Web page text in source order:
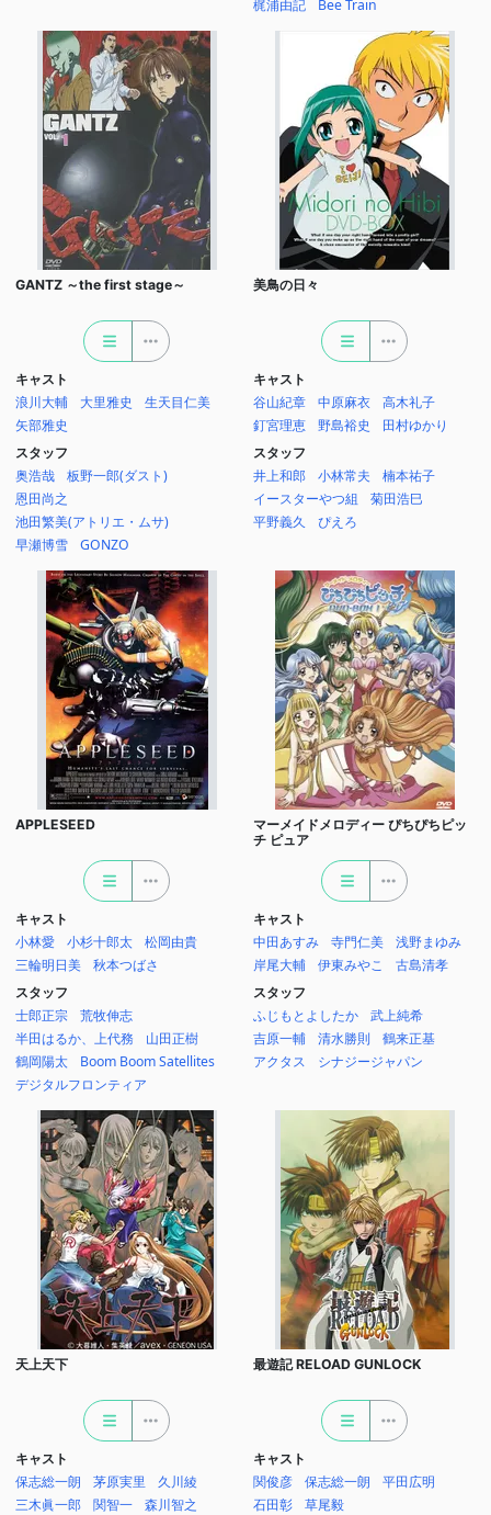
梶浦由記 Bee Train
GANTZ ～the first stage～
キャスト
浪川大輔
大里雅史
生天目仁美
矢部雅史
スタッフ
奥浩哉
板野一郎(ダスト)
恩田尚之
池田繁美(アトリエ・ムサ)
早瀬博雪
GONZO
美鳥の日々
キャスト
谷山紀章
中原麻衣
高木礼子
釘宮理恵
野島裕史
田村ゆかり
スタッフ
井上和郎
小林常夫
楠本祐子
イースターやつ組
菊田浩巳
平野義久
ぴえろ
APPLESEED
キャスト
小林愛
小杉十郎太
松岡由貴
三輪明日美
秋本つばさ
スタッフ
士郎正宗
荒牧伸志
半田はるか、上代務
山田正樹
鶴岡陽太
Boom Boom Satellites
デジタルフロンティア
マーメイドメロディー ぴちぴちピッ
チ ピュア
キャスト
中田あすみ
寺門仁美
浅野まゆみ
岸尾大輔
伊東みやこ
古島清孝
スタッフ
ふじもとよしたか
武上純希
吉原一輔
清水勝則
鶴来正基
アクタス
シナジージャパン
天上天下
キャスト
保志総一朗
茅原実里
久川綾
三木眞一郎
関智一
森川智之
最遊記 RELOAD GUNLOCK
キャスト
関俊彦
保志総一朗
平田広明
石田彰
草尾毅